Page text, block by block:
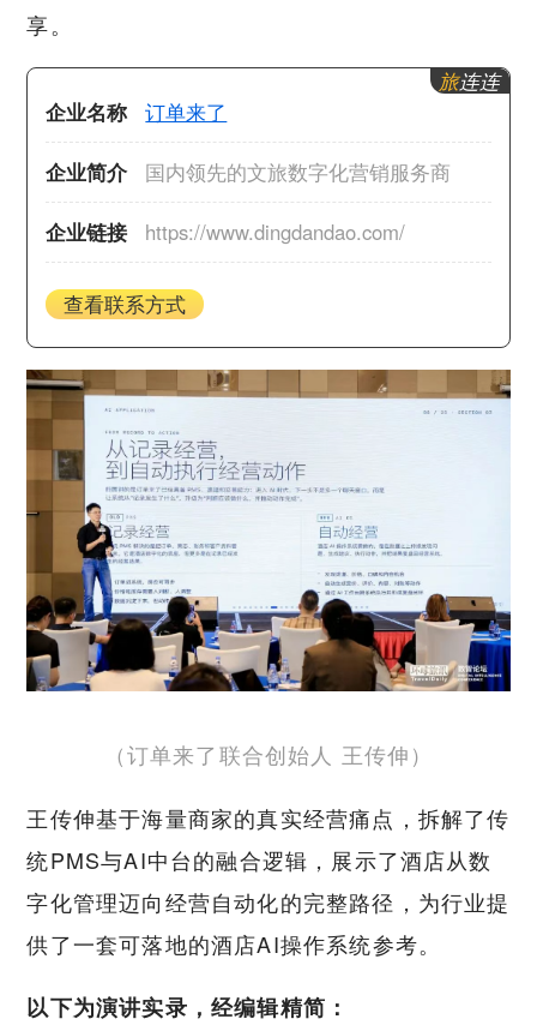
享。
旅连连
企业名称
订单来了
企业简介 国内领先的文旅数字化营销服务商
企业链接 https://www.dingdandao.com/
查看联系方式
（订单来了联合创始人 王传伸）
王传伸基于海量商家的真实经营痛点，拆解了传
统PMS与AI中台的融合逻辑，展示了酒店从数
字化管理迈向经营自动化的完整路径，为行业提
供了一套可落地的酒店AI操作系统参考。
以下为演讲实录，经编辑精简：